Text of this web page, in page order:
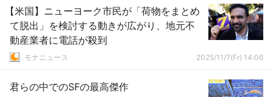
【米国】ニューヨーク市民が「荷物をまとめ
て脱出」を検討する動きが広がり、地元不
動産業者に電話が殺到
モナニュース 2025/11/7(Fr) 14:06
君らの中でのSFの最高傑作